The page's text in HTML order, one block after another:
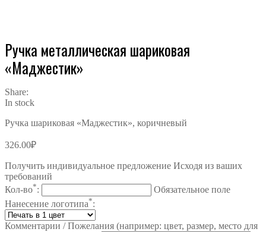
Ручка металлическая шариковая
«Маджестик»
Share:
In stock
Ручка шариковая «Маджестик», коричневый
326.00₽
Получить индивидуальное предложение Исходя из ваших
требований
Кол-во*:
Обязательное поле
Нанесение логотипа*:
Комментарии / Пожелания (например: цвет, размер, место для